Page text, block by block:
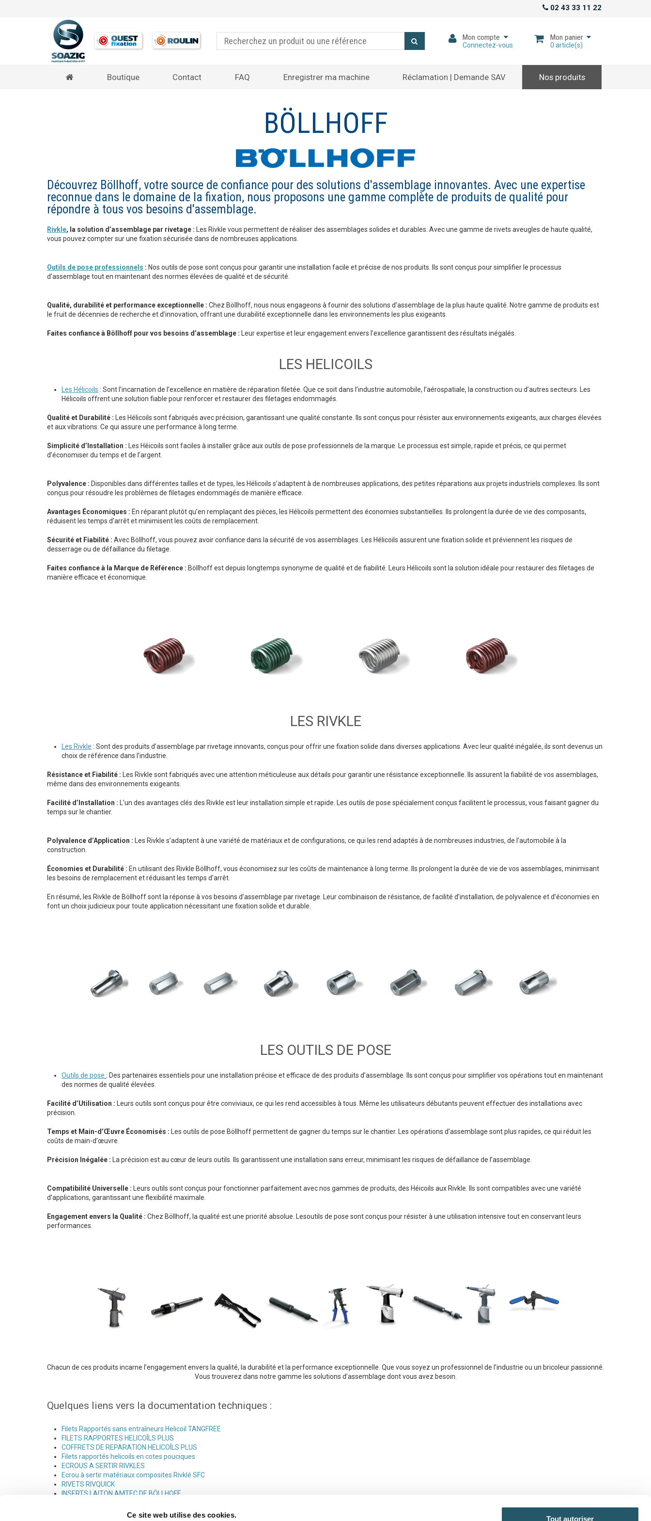
Ce site web utilise des cookies. Tout autoriser
02 43 33 11 22
Mon compte
Connectez-vous
Mon panier
0 article(s)
Boutique Contact FAQ Enregistrer ma machine Réclamation | Demande SAV Nos produits
BÖLLHOFF
Découvrez Böllhoff, votre source de confiance pour des solutions d'assemblage innovantes. Avec une expertise
reconnue dans le domaine de la fixation, nous proposons une gamme complète de produits de qualité pour
répondre à tous vos besoins d'assemblage.
Rivkle, la solution d’assemblage par rivetage : Les Rivkle vous permettent de réaliser des assemblages solides et durables. Avec une gamme de rivets aveugles de haute qualité,
vous pouvez compter sur une fixation sécurisée dans de nombreuses applications.
Outils de pose professionnels : Nos outils de pose sont conçus pour garantir une installation facile et précise de nos produits. Ils sont conçus pour simplifier le processus
d’assemblage tout en maintenant des normes élevées de qualité et de sécurité.
Qualité, durabilité et performance exceptionnelle : Chez Böllhoff, nous nous engageons à fournir des solutions d’assemblage de la plus haute qualité. Notre gamme de produits est
le fruit de décennies de recherche et d’innovation, offrant une durabilité exceptionnelle dans les environnements les plus exigeants.
Faites confiance à Böllhoff pour vos besoins d’assemblage : Leur expertise et leur engagement envers l’excellence garantissent des résultats inégalés.
LES HELICOILS
Les Hélicoils : Sont l’incarnation de l’excellence en matière de réparation filetée. Que ce soit dans l’industrie automobile, l’aérospatiale, la construction ou d’autres secteurs. Les
Hélicoils offrent une solution fiable pour renforcer et restaurer des filetages endommagés.
Qualité et Durabilité : Les Hélicoils sont fabriqués avec précision, garantissant une qualité constante. Ils sont conçus pour résister aux environnements exigeants, aux charges élevées
et aux vibrations. Ce qui assure une performance à long terme.
Simplicité d’Installation : Les Héicoils sont faciles à installer grâce aux outils de pose professionnels de la marque. Le processus est simple, rapide et précis, ce qui permet
d’économiser du temps et de l’argent.
Polyvalence : Disponibles dans différentes tailles et de types, les Hélicoils s’adaptent à de nombreuses applications, des petites réparations aux projets industriels complexes. Ils sont
conçus pour résoudre les problèmes de filetages endommagés de manière efficace.
Avantages Économiques : En réparant plutôt qu’en remplaçant des pièces, les Hélicoils permettent des économies substantielles. Ils prolongent la durée de vie des composants,
réduisent les temps d’arrêt et minimisent les coûts de remplacement.
Sécurité et Fiabilité : Avec Böllhoff, vous pouvez avoir confiance dans la sécurité de vos assemblages. Les Hélicoils assurent une fixation solide et préviennent les risques de
desserrage ou de défaillance du filetage.
Faites confiance à la Marque de Référence : Böllhoff est depuis longtemps synonyme de qualité et de fiabilité. Leurs Hélicoils sont la solution idéale pour restaurer des filetages de
manière efficace et économique.
LES RIVKLE
Les Rivkle : Sont des produits d’assemblage par rivetage innovants, conçus pour offrir une fixation solide dans diverses applications. Avec leur qualité inégalée, ils sont devenus un
choix de référence dans l’industrie.
Résistance et Fiabilité : Les Rivkle sont fabriqués avec une attention méticuleuse aux détails pour garantir une résistance exceptionnelle. Ils assurent la fiabilité de vos assemblages,
même dans des environnements exigeants.
Facilité d’Installation : L’un des avantages clés des Rivkle est leur installation simple et rapide. Les outils de pose spécialement conçus facilitent le processus, vous faisant gagner du
temps sur le chantier.
Polyvalence d’Application : Les Rivkle s’adaptent à une variété de matériaux et de configurations, ce qui les rend adaptés à de nombreuses industries, de l’automobile à la
construction.
Économies et Durabilité : En utilisant des Rivkle Böllhoff, vous économisez sur les coûts de maintenance à long terme. Ils prolongent la durée de vie de vos assemblages, minimisant
les besoins de remplacement et réduisant les temps d’arrêt.
En résumé, les Rivkle de Böllhoff sont la réponse à vos besoins d’assemblage par rivetage. Leur combinaison de résistance, de facilité d’installation, de polyvalence et d’économies en
font un choix judicieux pour toute application nécessitant une fixation solide et durable.
LES OUTILS DE POSE
Outils de pose : Des partenaires essentiels pour une installation précise et efficace de des produits d’assemblage. Ils sont conçus pour simplifier vos opérations tout en maintenant
des normes de qualité élevées.
Facilité d’Utilisation : Leurs outils sont conçus pour être conviviaux, ce qui les rend accessibles à tous. Même les utilisateurs débutants peuvent effectuer des installations avec
précision.
Temps et Main-d’Œuvre Économisés : Les outils de pose Böllhoff permettent de gagner du temps sur le chantier. Les opérations d’assemblage sont plus rapides, ce qui réduit les
coûts de main-d’œuvre.
Précision Inégalée : La précision est au cœur de leurs outils. Ils garantissent une installation sans erreur, minimisant les risques de défaillance de l’assemblage.
Compatibilité Universelle : Leurs outils sont conçus pour fonctionner parfaitement avec nos gammes de produits, des Héicoils aux Rivkle. Ils sont compatibles avec une variété
d’applications, garantissant une flexibilité maximale.
Engagement envers la Qualité : Chez Böllhoff, la qualité est une priorité absolue. Lesoutils de pose sont conçus pour résister à une utilisation intensive tout en conservant leurs
performances.
Chacun de ces produits incarne l’engagement envers la qualité, la durabilité et la performance exceptionnelle. Que vous soyez un professionnel de l’industrie ou un bricoleur passionné.
Vous trouverez dans notre gamme les solutions d’assemblage dont vous avez besoin.
Quelques liens vers la documentation techniques :
Filets Rapportés sans entraîneurs Helicoil TANGFREE
FILETS RAPPORTES HELICOÎLS PLUS
COFFRETS DE REPARATION HELICOÎLS PLUS
Filets rapportés helicoils en cotes pouciques
ECROUS A SERTIR RIVKLES
Ecrou à sertir matériaux composites Rivklé SFC
RIVETS RIVQUICK
INSERTS LAITON AMTEC DE BÖLLHOFF